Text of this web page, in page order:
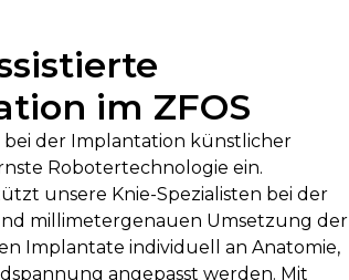
im ZFOS
bei der Implantation künstlicher
Robotertechnologie ein.
unsere Knie-Spezialisten bei der
millimetergenauen Umsetzung der
Implantate individuell an Anatomie,
angepasst werden. Mit